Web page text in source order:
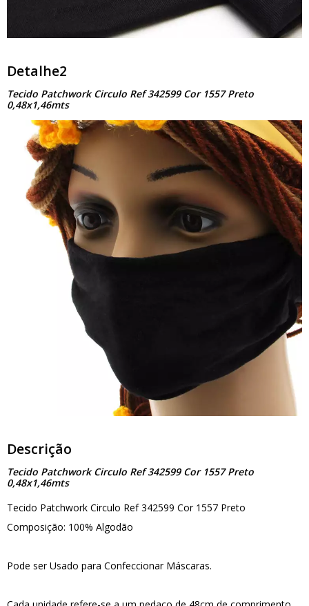
Detalhe2
Tecido Patchwork Circulo Ref 342599 Cor 1557 Preto
0,48x1,46mts
Descrição
Tecido Patchwork Circulo Ref 342599 Cor 1557 Preto
0,48x1,46mts
Tecido Patchwork Circulo Ref 342599 Cor 1557 Preto
Composição: 100% Algodão
Pode ser Usado para Confeccionar Máscaras.